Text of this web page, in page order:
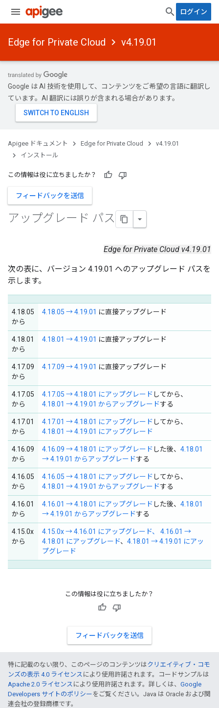
ログイン
Edge for Private Cloud v4.19.01
Google は AI 技術を使用して、コンテンツをご希望の言語に翻訳し
ています。AI 翻訳には誤りが含まれる場合があります。
Apigee ドキュメント Edge for Private Cloud
v4.19.01
インストール
この情報は役に立ちましたか？
フィードバックを送信
アップグレード パス
Edge for Private Cloud v4.19.01
次の表に、バージョン 4.19.01 へのアップグレード パスを
示します。
4.18.05
から
4.18.05 → 4.19.01 に直接アップグレード
4.18.01
から
4.18.01 → 4.19.01 に直接アップグレード
4.17.09
から
4.17.09 → 4.19.01 に直接アップグレード
4.17.05
から
4.17.05 → 4.18.01 にアップグレード してから、
4.18.01 → 4.19.01 からアップグレードする
4.17.01
から
4.17.01 → 4.18.01 にアップグレード してから、
4.18.01 → 4.19.01 にアップグレード
4.16.09
から
4.16.09 → 4.18.01 にアップグレード した後、 4.18.01
→ 4.19.01 からアップグレードする
4.16.05
から
4.16.05 → 4.18.01 にアップグレード してから、
4.18.01 → 4.19.01 からアップグレードする
4.16.01
から
4.16.01 → 4.18.01 にアップグレード した後、 4.18.01
→ 4.19.01 からアップグレードする
4.15.0x
から
4.15.0x → 4.16.01 にアップグレード、 4.16.01 →
4.18.01 にアップグレード、 4.18.01 → 4.19.01 にアッ
プグレード
この情報は役に立ちましたか？
フィードバックを送信
特に記載のない限り、このページのコンテンツはクリエイティブ・コモ
ンズの表示 4.0 ライセンス により使用許諾されます。コードサンプルは
Apache 2.0 ライセンス により使用許諾されます。詳しくは、 Google
Developers サイトのポリシー をご覧ください。Java は Oracle および関
連会社の登録商標です。